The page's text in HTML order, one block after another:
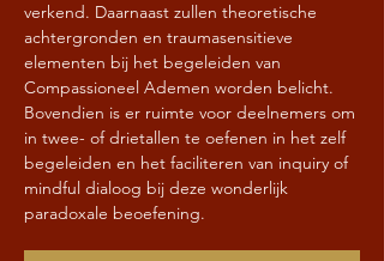
verkend. Daarnaast zullen theoretische
achtergronden en traumasensitieve
elementen bij het begeleiden van
Compassioneel Ademen worden belicht.
Bovendien is er ruimte voor deelnemers om
in twee- of drietallen te oefenen in het zelf
begeleiden en het faciliteren van inquiry of
mindful dialoog bij deze wonderlijk
paradoxale beoefening.